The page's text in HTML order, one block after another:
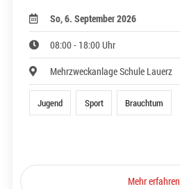
So, 6. September 2026
08:00 - 18:00 Uhr
Mehrzweckanlage Schule Lauerz
Jugend Sport Brauchtum
Mehr erfahren